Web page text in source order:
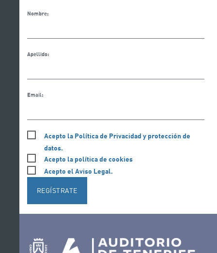
Nombre:
Apellido:
Email:
Acepto la Política de Privacidad y protección de
datos.
Acepto la política de cookies
Acepto el Aviso Legal.
REGÍSTRATE